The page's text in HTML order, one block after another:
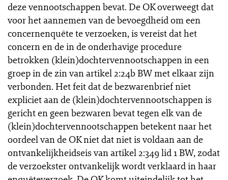
deze vennootschappen bevat. De OK overweegt dat
voor het aannemen van de bevoegdheid om een
concernenquête te verzoeken, is vereist dat het
concern en de in de onderhavige procedure
betrokken (klein)dochtervennootschappen in een
groep in de zin van artikel 2:24b BW met elkaar zijn
verbonden. Het feit dat de bezwarenbrief niet
expliciet aan de (klein)dochtervennootschappen is
gericht en geen bezwaren bevat tegen elk van de
(klein)dochtervennootschappen betekent naar het
oordeel van de OK niet dat niet is voldaan aan de
ontvankelijkheidseis van artikel 2:349 lid 1 BW, zodat
de verzoekster ontvankelijk wordt verklaard in haar